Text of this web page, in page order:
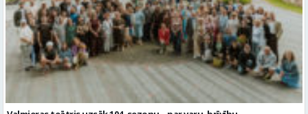
Valmieras teātris uzsāk 104. sezonu – par varu, brīvību